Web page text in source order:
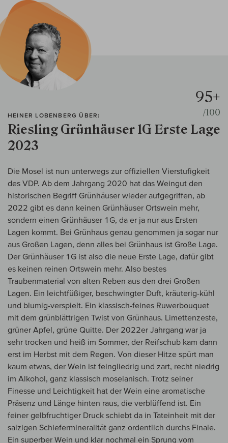
HEINER LOBENBERG ÜBER:
Riesling Grünhäuser 1G Erste Lage
2023
95+
/100
Die Mosel ist nun unterwegs zur offiziellen Vierstufigkeit
des VDP. Ab dem Jahrgang 2020 hat das Weingut den
historischen Begriff Grünhäuser wieder aufgegriffen, ab
2022 gibt es dann keinen Grünhäuser Ortswein mehr,
sondern einen Grünhäuser 1G, da er ja nur aus Ersten
Lagen kommt. Bei Grünhaus genau genommen ja sogar nur
aus Großen Lagen, denn alles bei Grünhaus ist Große Lage.
Der Grünhäuser 1G ist also die neue Erste Lage, dafür gibt
es keinen reinen Ortswein mehr. Also bestes
Traubenmaterial von alten Reben aus den drei Großen
Lagen. Ein leichtfüßiger, beschwingter Duft, kräuterig-kühl
und blumig-verspielt. Ein klassisch-feines Ruwerbouquet
mit dem grünblättrigen Twist von Grünhaus. Limettenzeste,
grüner Apfel, grüne Quitte. Der 2022er Jahrgang war ja
sehr trocken und heiß im Sommer, der Reifschub kam dann
erst im Herbst mit dem Regen. Von dieser Hitze spürt man
kaum etwas, der Wein ist feingliedrig und zart, recht niedrig
im Alkohol, ganz klassisch moselanisch. Trotz seiner
Finesse und Leichtigkeit hat der Wein eine aromatische
Präsenz und Länge hinten raus, die verblüffend ist. Ein
feiner gelbfruchtiger Druck schiebt da in Tateinheit mit der
salzigen Schiefermineralität ganz ordentlich durchs Finale.
Ein superber Wein und klar nochmal ein Sprung vom